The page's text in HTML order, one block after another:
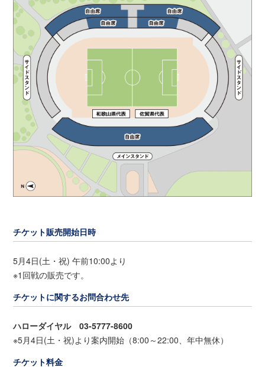
チケット販売開始日時
5月4日(土・祝) 午前10:00より
※1回戦の販売です。
チケットに関するお問合わせ先
ハローダイヤル 03-5777-8600
※5月4日(土・祝)より案内開始（8:00～22:00、年中無休）
チケット料金